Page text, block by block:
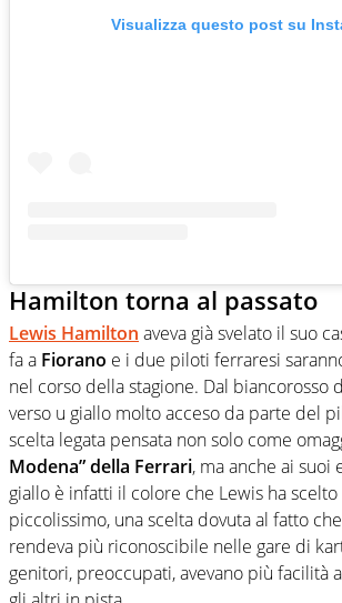
Visualizza questo post su
Hamilton torna al passato
Lewis Hamilton aveva già svelato il suo
fa a Fiorano e i due piloti ferraresi
nel corso della stagione. Dal biancorosso
verso u giallo molto acceso da parte del
scelta legata pensata non solo come
Modena” della Ferrari, ma anche ai suoi
giallo è infatti il colore che Lewis ha
piccolissimo, una scelta dovuta al fatto
rendeva più riconoscibile nelle gare di
genitori, preoccupati, avevano più facilità